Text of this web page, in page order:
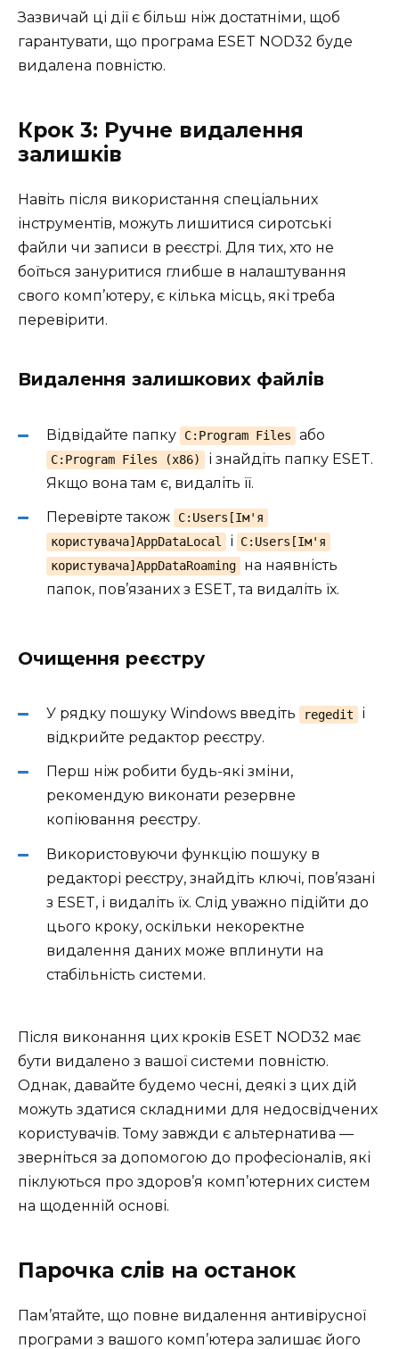
Зазвичай ці дії є більш ніж достатніми, щоб
гарантувати, що програма ESET NOD32 буде
видалена повністю.
Крок 3: Ручне видалення
залишків
Навіть після використання спеціальних
інструментів, можуть лишитися сиротські
файли чи записи в реєстрі. Для тих, хто не
боїться зануритися глибше в налаштування
свого комп’ютеру, є кілька місць, які треба
перевірити.
Видалення залишкових файлів
Відвідайте папку C:Program Files або
C:Program Files (x86)
і знайдіть папку ESET.
Якщо вона там є, видаліть її.
Перевірте також
C:Users[Ім'я
користувача]AppDataLocal
і
C:Users[Ім'я
користувача]AppDataRoaming
на наявність
папок, пов’язаних з ESET, та видаліть їх.
Очищення реєстру
У рядку пошуку Windows введіть regedit
і
відкрийте редактор реєстру.
Перш ніж робити будь-які зміни,
рекомендую виконати резервне
копіювання реєстру.
Використовуючи функцію пошуку в
редакторі реєстру, знайдіть ключі, пов’язані
з ESET, і видаліть їх. Слід уважно підійти до
цього кроку, оскільки некоректне
видалення даних може вплинути на
стабільність системи.
Після виконання цих кроків ESET NOD32 має
бути видалено з вашої системи повністю.
Однак, давайте будемо чесні, деякі з цих дій
можуть здатися складними для недосвідчених
користувачів. Тому завжди є альтернатива —
зверніться за допомогою до професіоналів, які
піклуються про здоров’я комп’ютерних систем
на щоденній основі.
Парочка слів на останок
Пам’ятайте, що повне видалення антивірусної
програми з вашого комп’ютера залишає його